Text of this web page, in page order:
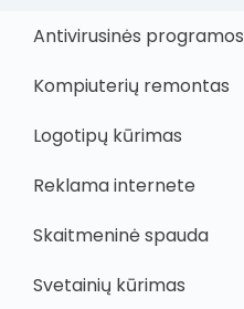
Antivirusinės programos
Kompiuterių remontas
Logotipų kūrimas
Reklama internete
Skaitmeninė spauda
Svetainių kūrimas